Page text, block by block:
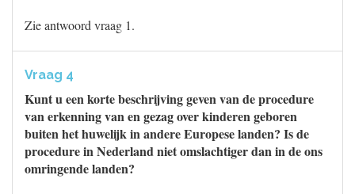
Zie antwoord vraag 1.
Vraag 4
Kunt u een korte beschrijving geven van de procedure
van erkenning van en gezag over kinderen geboren
buiten het huwelijk in andere Europese landen? Is de
procedure in Nederland niet omslachtiger dan in de ons
omringende landen?